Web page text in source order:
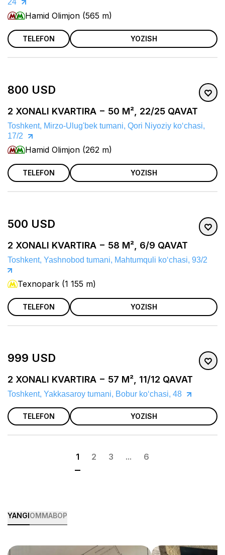
24
Hamid Olimjon (565 m)
TELEFON YOZISH
800 USD
2 XONALI KVARTIRA − 50 M², 22/25 QAVAT
Toshkent, Mirzo-Ulug'bek tumani, Qori Niyoziy koʻchasi,
17/2
Hamid Olimjon (262 m)
TELEFON YOZISH
500 USD
2 XONALI KVARTIRA − 58 M², 6/9 QAVAT
Toshkent, Yashnobod tumani, Mahtumquli koʻchasi, 93/2
Texnopark (1 155 m)
TELEFON YOZISH
999 USD
2 XONALI KVARTIRA − 57 M², 11/12 QAVAT
Toshkent, Yakkasaroy tumani, Bobur koʻchasi, 48
TELEFON YOZISH
1 2 3 ... 6
YANGIOMMABOP